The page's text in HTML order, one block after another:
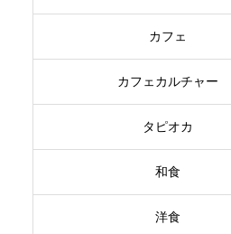
カフェ
カフェカルチャー
タピオカ
和食
洋食